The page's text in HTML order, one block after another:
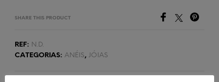
SHARE THIS PRODUCT
REF: N.D.
CATEGORIAS: ANÉIS, JÓIAS